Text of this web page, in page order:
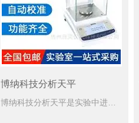
博纳科技分析天平
博纳科技分析天平是实验中进行准确称量时重要的仪器，它可以分为机械类和电子类。机械类分析天平可细分为普通分析天平、空气阻尼天平、半自动光电天平、全自动光电天平和单托盘天平等。